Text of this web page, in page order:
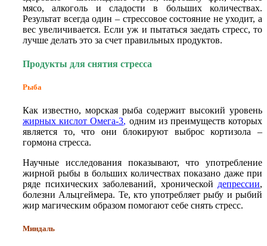
мясо, алкоголь и сладости в больших количествах.
Результат всегда один – стрессовое состояние не уходит, а
вес увеличивается. Если уж и пытаться заедать стресс, то
лучше делать это за счет правильных продуктов.
Продукты для снятия стресса
Рыба
Как известно, морская рыба содержит высокий уровень
жирных кислот Омега-3, одним из преимуществ которых
является то, что они блокируют выброс кортизола –
гормона стресса.
Научные исследования показывают, что употребление
жирной рыбы в больших количествах показано даже при
ряде психических заболеваний, хронической депрессии,
болезни Альцгеймера. Те, кто употребляет рыбу и рыбий
жир магическим образом помогают себе снять стресс.
Миндаль